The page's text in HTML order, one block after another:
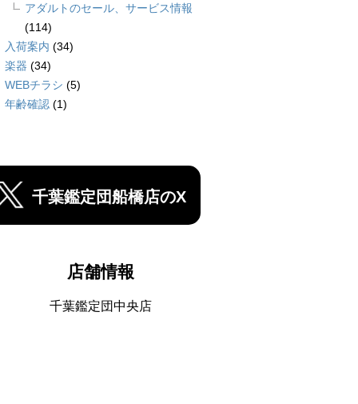
アダルトのセール、サービス情報
(114)
入荷案内 (34)
楽器 (34)
WEBチラシ (5)
年齢確認 (1)
千葉鑑定団船橋店のX
店舗情報
千葉鑑定団中央店